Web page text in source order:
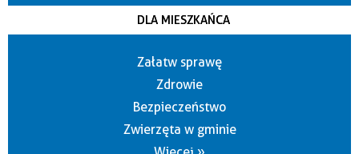
DLA MIESZKAŃCA
Załatw sprawę
Zdrowie
Bezpieczeństwo
Zwierzęta w gminie